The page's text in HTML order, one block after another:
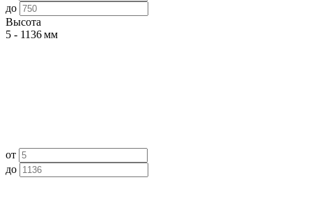
до
Высота
5 - 1136 мм
от
до